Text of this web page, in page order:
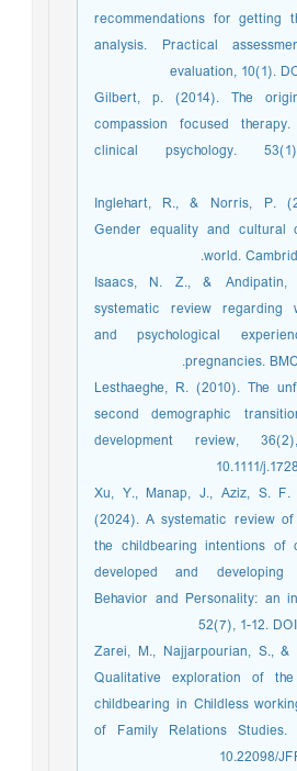
recommendations for getting
analysis. Practical
evaluation, 10(1).
Gilbert, p. (2014). The
compassion focused
clinical psychology.
Inglehart, R., & Norris, P.
Gender equality and cultural
world.
Isaacs, N. Z., &
systematic review regarding
and psychological
pregnancies.
Lesthaeghe, R. (2010). The
second demographic
development review,
10.1111/
Xu, Y., Manap, J., Aziz, S.
(2024). A systematic review
the childbearing intentions of
developed and
Behavior and Personality: an
52(7), 1-12.
Zarei, M., Najjarpourian, S.,
Qualitative exploration of
childbearing in Childless
of Family Relations
10.22098/